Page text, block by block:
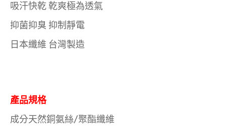
吸汗快乾 乾爽極為透氣
抑菌抑臭 抑制靜電
日本纖維 台灣製造
產品規格
成分天然銅氨絲/聚酯纖維